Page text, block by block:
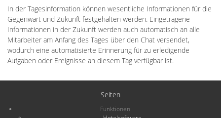
In der Tagesinformation können wesentliche Informationen für die
Gegenwart und Zukunft festgehalten werden. Eingetragene
Informationen in der Zukunft werden auch automatisch an alle
Mitarbeiter am Anfang des Tages über den Chat versendet,
wodurch eine automatisierte Erinnerung für zu erledigende
Aufgaben oder Ereignisse an diesem Tag verfügbar ist.
Seiten
Funktionen